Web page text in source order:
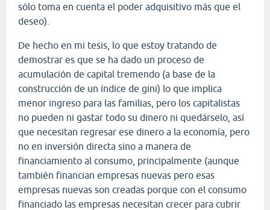
sólo toma en cuenta el poder adquisitivo más que el
deseo).
De hecho en mi tesis, lo que estoy tratando de
demostrar es que se ha dado un proceso de
acumulación de capital tremendo (a base de la
construcción de un índice de gini) lo que implica
menor ingreso para las familias, pero los capitalistas
no pueden ni gastar todo su dinero ni quedárselo, así
que necesitan regresar ese dinero a la economía, pero
no en inversión directa sino a manera de
financiamiento al consumo, principalmente (aunque
también financian empresas nuevas pero esas
empresas nuevas son creadas porque con el consumo
financiado las empresas necesitan crecer para cubrir